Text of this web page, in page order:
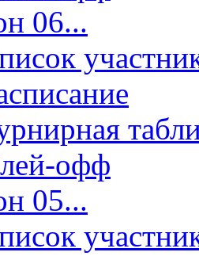
06...
офф
05...